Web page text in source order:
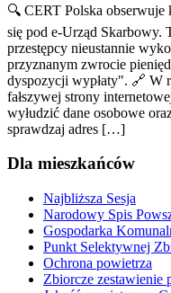
🔍 CERT Polska obserwuje
się pod e-Urząd Skarbowy.
przestępcy nieustannie
przyznanym zwrocie
dyspozycji wypłaty". 🔗 W
fałszywej strony
wyłudzić dane osobowe
sprawdzaj adres […]
Dla mieszkańców
Najbliższa Sesja
Narodowy Spis
Gospodarka
Punkt Selektywnej
Ochrona powietrza
Zbiorcze zestawienie